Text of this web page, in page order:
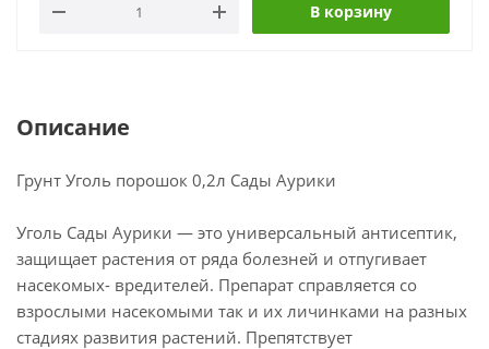
В корзину
Описание
Грунт Уголь порошок 0,2л Сады Аурики
Уголь Сады Аурики — это универсальный антисептик,
защищает растения от ряда болезней и отпугивает
насекомых- вредителей. Препарат справляется со
взрослыми насекомыми так и их личинками на разных
стадиях развития растений. Препятствует